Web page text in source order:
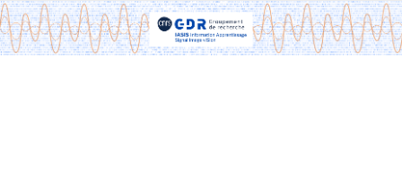
Passer
vers
le